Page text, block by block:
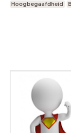
Hoogbegaafdheid